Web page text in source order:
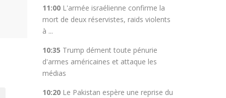
11:00L'armée israélienne confirme la
mort de deux réservistes, raids violents
à ...
10:35 Trump dément toute pénurie
d'armes américaines et attaque les
médias
10:20Le Pakistan espère une reprise du